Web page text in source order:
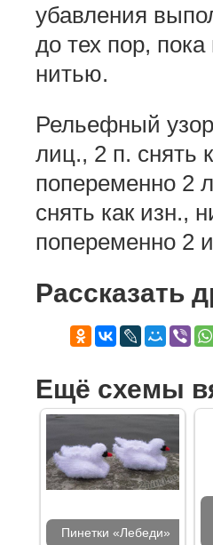
убавления
до тех пор,
нитью.
Рельефный
лиц., 2 п. снять
попеременно 2
снять как изн.,
попеременно 2
Рассказать
Ещё схемы
Пинетки «Лебеди»